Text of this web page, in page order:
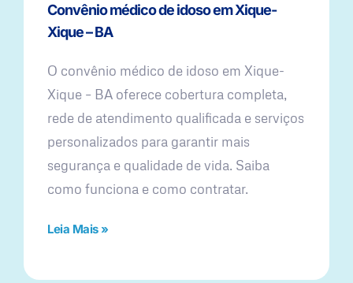
Convênio médico de idoso em Xique-
Xique – BA
O convênio médico de idoso em Xique-
Xique – BA oferece cobertura completa,
rede de atendimento qualificada e serviços
personalizados para garantir mais
segurança e qualidade de vida. Saiba
como funciona e como contratar.
Leia Mais »